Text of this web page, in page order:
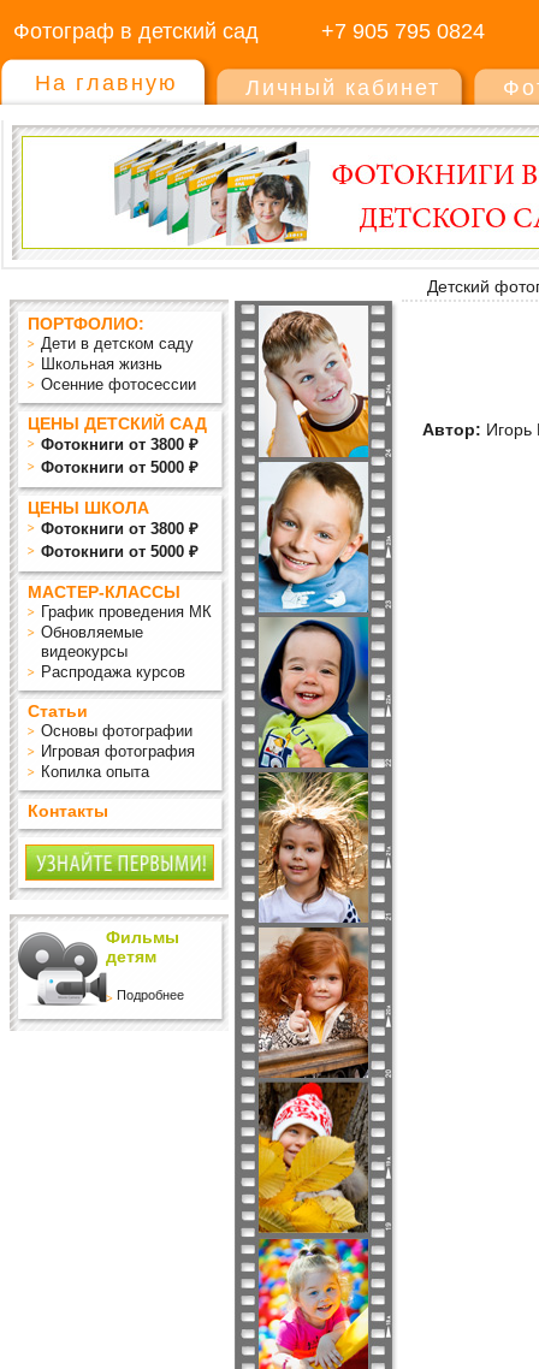
Фотограф в детский сад +7 905 795 0824
На главную Личный кабинет
Детский
ПОРТФОЛИО:
Дети в детском саду
Школьная жизнь
Осенние фотосессии
ЦЕНЫ ДЕТСКИЙ САД
Фотокниги от 3800 ₽
Фотокниги от 5000 ₽
ЦЕНЫ ШКОЛА
Фотокниги от 3800 ₽
Фотокниги от 5000 ₽
МАСТЕР-КЛАССЫ
График проведения МК
Обновляемые
видеокурсы
Распродажа курсов
Статьи
Основы фотографии
Игровая фотография
Копилка опыта
Контакты
Фильмы
детям
Подробнее
Автор: Игорь